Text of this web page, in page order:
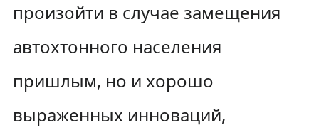
произойти в случае замещения
автохтонного населения
пришлым, но и хорошо
выраженных инноваций,